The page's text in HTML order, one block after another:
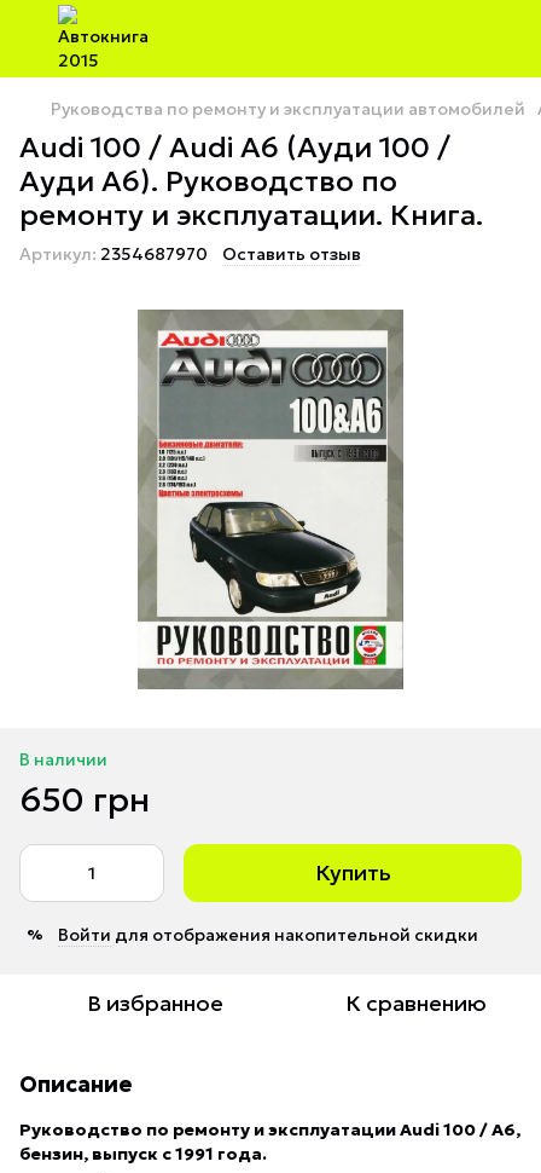
Руководства по ремонту и эксплуатации автомобилей
Audi 100 / Audi A6 (Ауди 100 /
Ауди А6). Руководство по
ремонту и эксплуатации. Книга.
Артикул: 2354687970 Оставить отзыв
В наличии
650 грн
Купить
% Войти для отображения накопительной скидки
В избранное К сравнению
Описание
Руководство по ремонту и эксплуатации Audi 100 / A6,
бензин, выпуск с 1991 года.